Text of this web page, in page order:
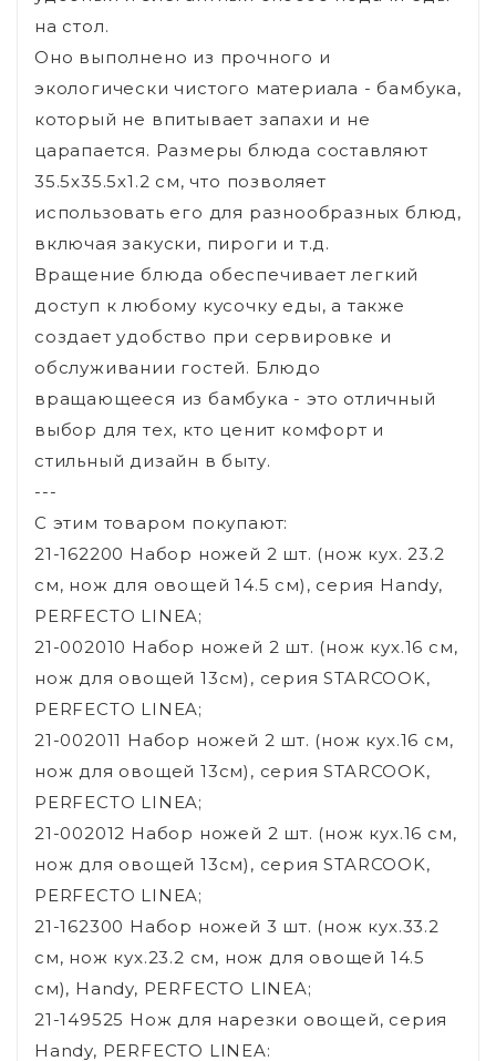
на стол.
Оно выполнено из прочного и
экологически чистого материала - бамбука,
который не впитывает запахи и не
царапается. Размеры блюда составляют
35.5х35.5х1.2 см, что позволяет
использовать его для разнообразных блюд,
включая закуски, пироги и т.д.
Вращение блюда обеспечивает легкий
доступ к любому кусочку еды, а также
создает удобство при сервировке и
обслуживании гостей. Блюдо
вращающееся из бамбука - это отличный
выбор для тех, кто ценит комфорт и
стильный дизайн в быту.
---
С этим товаром покупают:
21-162200 Набор ножей 2 шт. (нож кух. 23.2
см, нож для овощей 14.5 см), серия Handy,
PERFECTO LINEA;
21-002010 Набор ножей 2 шт. (нож кух.16 см,
нож для овощей 13см), серия STARCOOK,
PERFECTO LINEA;
21-002011 Набор ножей 2 шт. (нож кух.16 см,
нож для овощей 13см), серия STARCOOK,
PERFECTO LINEA;
21-002012 Набор ножей 2 шт. (нож кух.16 см,
нож для овощей 13см), серия STARCOOK,
PERFECTO LINEA;
21-162300 Набор ножей 3 шт. (нож кух.33.2
см, нож кух.23.2 см, нож для овощей 14.5
см), Handy, PERFECTO LINEA;
21-149525 Нож для нарезки овощей, серия
Handy, PERFECTO LINEA: